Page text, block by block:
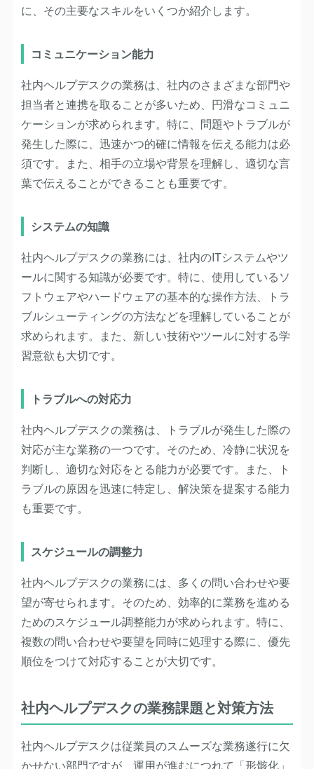
に、その主要なスキルをいくつか紹介します。
コミュニケーション能力
社内ヘルプデスクの業務は、社内のさまざまな部門や
担当者と連携を取ることが多いため、円滑なコミュニ
ケーションが求められます。特に、問題やトラブルが
発生した際に、迅速かつ的確に情報を伝える能力は必
須です。また、相手の立場や背景を理解し、適切な言
葉で伝えることができることも重要です。
システムの知識
社内ヘルプデスクの業務には、社内のITシステムやツ
ールに関する知識が必要です。特に、使用しているソ
フトウェアやハードウェアの基本的な操作方法、トラ
ブルシューティングの方法などを理解していることが
求められます。また、新しい技術やツールに対する学
習意欲も大切です。
トラブルへの対応力
社内ヘルプデスクの業務は、トラブルが発生した際の
対応が主な業務の一つです。そのため、冷静に状況を
判断し、適切な対応をとる能力が必要です。また、ト
ラブルの原因を迅速に特定し、解決策を提案する能力
も重要です。
スケジュールの調整力
社内ヘルプデスクの業務には、多くの問い合わせや要
望が寄せられます。そのため、効率的に業務を進める
ためのスケジュール調整能力が求められます。特に、
複数の問い合わせや要望を同時に処理する際に、優先
順位をつけて対応することが大切です。
社内ヘルプデスクの業務課題と対策方法
社内ヘルプデスクは従業員のスムーズな業務遂行に欠
かせない部門ですが、運用が進むにつれて「形骸化」